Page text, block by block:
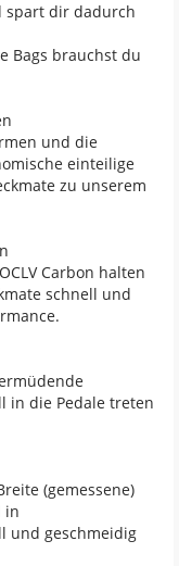
spart dir dadurch
Bags brauchst du
und die
einteilige
zu unserem
Carbon halten
schnell und
in die Pedale treten
(gemessene)
in
und geschmeidig